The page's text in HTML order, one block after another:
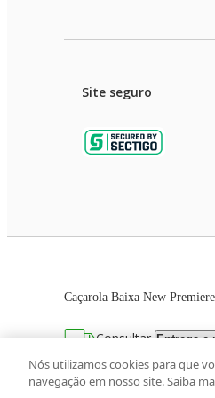
Caçarola Baixa New
Consultar Entrega e
Site seguro
As imagens dos
Avenida
Nós utilizamos cookies para que
navegação em nosso site. Saiba